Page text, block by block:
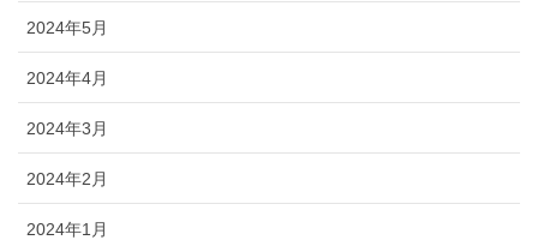
2024年5月
2024年4月
2024年3月
2024年2月
2024年1月